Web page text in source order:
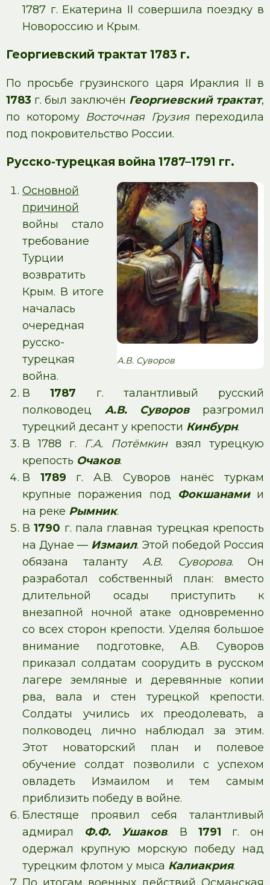
1787 г. Екатерина II совершила поездку в
Новороссию и Крым.
Георгиевский трактат 1783 г.
По просьбе грузинского царя Ираклия II в
1783 г. был заключён Георгиевский трактат,
по которому Восточная Грузияпереходила
под покровительство России.
Русско-турецкая война 1787–1791 гг.
А.В. Суворов
Основной
причиной
войны стало
требование
Турции
возвратить
Крым. В итоге
началась
очередная
русско-
турецкая
война.
В1787 г. талантливый русский
полководец А.В. Суворовразгромил
турецкий десант у крепости Кинбурн.
В 1788 г. Г.А. Потёмкинвзял турецкую
крепость Очаков.
В 1789 г. А.В. Суворов нанёс туркам
крупные поражения под
Фокшанами и
на реке Рымник.
В1790 г. пала главная турецкая крепость
на Дунае — Измаил. Этой победой Россия
обязана таланту А.В. Суворова. Он
разработал собственный план: вместо
длительной осады приступить к
внезапной ночной атаке одновременно
со всех сторон крепости. Уделяя большое
внимание подготовке, А.В. Суворов
приказал солдатам соорудить в русском
лагере земляные и деревянные копии
рва, вала и стен турецкой крепости.
Солдаты учились их преодолевать, а
полководец лично наблюдал за этим.
Этот новаторский план и полевое
обучение солдат позволили с успехом
овладеть Измаилом и тем самым
приблизить победу в войне.
Блестяще проявил себя талантливый
адмирал Ф.Ф. Ушаков. В 1791 г. он
одержал крупную морскую победу над
турецким флотом у мыса Калиакрия.